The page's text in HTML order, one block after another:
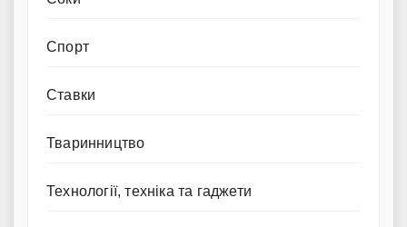
Спорт
Ставки
Тваринництво
Технології, техніка та гаджети